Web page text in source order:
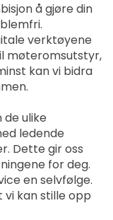
å gjøre din
verktøyene
møteromsutstyr,
kan vi bidra
ulike
ledende
Dette gir oss
for deg.
en selvfølge.
kan stille opp